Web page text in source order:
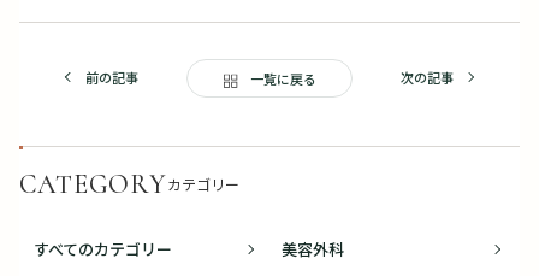
前の記事 一覧に戻る 次の記事
CATEGORYカテゴリー
すべてのカテゴリー 美容外科